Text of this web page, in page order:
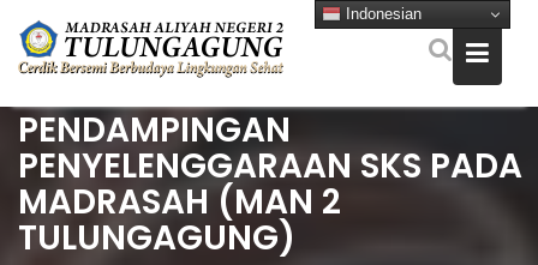
Skip
content
MONITORING EVALUASI DAN
PENDAMPINGAN
PENYELENGGARAAN SKS PADA
MADRASAH (MAN 2
TULUNGAGUNG)
Indonesian